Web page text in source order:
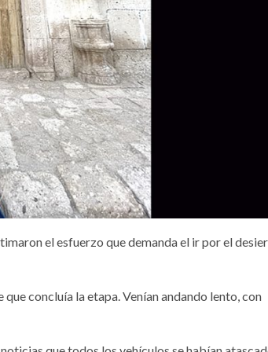
el esfuerzo que demanda el ir por el
concluía la etapa. Venían andando lento, con